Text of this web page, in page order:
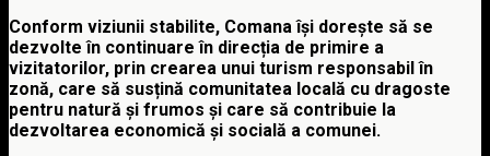
Conform viziunii stabilite, Comana își dorește să se
dezvolte în continuare în direcția de primire a
vizitatorilor, prin crearea unui turism responsabil în
zonă, care să susțină comunitatea locală cu dragoste
pentru natură și frumos și care să contribuie la
dezvoltarea economică și socială a comunei.